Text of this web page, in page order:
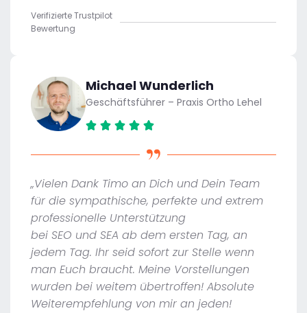
Verifizierte Trustpilot
Bewertung
Michael Wunderlich
Geschäftsführer – Praxis Ortho Lehel
„Vielen Dank Timo an Dich und Dein Team
für die sympathische, perfekte und extrem
professionelle Unterstützung
bei SEO und SEA ab dem ersten Tag, an
jedem Tag. Ihr seid sofort zur Stelle wenn
man Euch braucht. Meine Vorstellungen
wurden bei weitem übertroffen! Absolute
Weiterempfehlung von mir an jeden!